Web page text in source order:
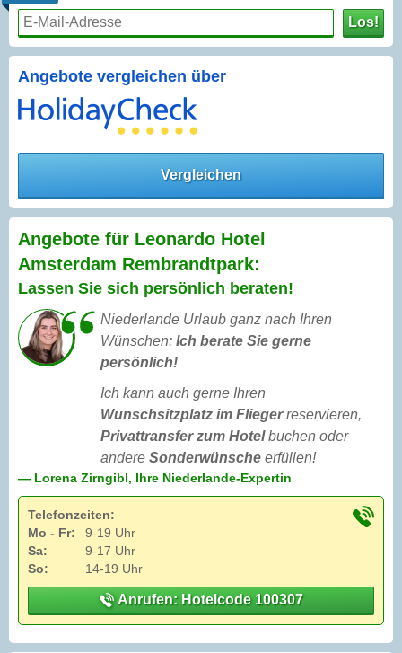
Los!
Angebote vergleichen über
Vergleichen
Angebote für Leonardo Hotel
Amsterdam Rembrandtpark:
Lassen Sie sich persönlich beraten!
Niederlande Urlaub ganz nach Ihren
Wünschen: Ich berate Sie gerne
persönlich!
Ich kann auch gerne Ihren
Wunschsitzplatz im Fliegerreservieren,
Privattransfer zum Hotelbuchen oder
andere Sonderwünsche erfüllen!
— Lorena Zirngibl, Ihre Niederlande-Expertin
Telefonzeiten:
Mo - Fr:
9-19 Uhr
Sa:
9-17 Uhr
So:
14-19 Uhr
Anrufen: Hotelcode 100307